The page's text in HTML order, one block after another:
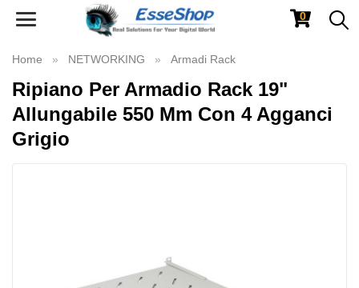
Toggle
0
Home NETWORKING Armadi Rack
Ripiano Per Armadio Rack 19"
Allungabile 550 Mm Con 4 Agganci
Grigio